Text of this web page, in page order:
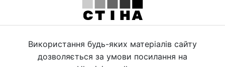
Використання будь-яких матеріалів сайту
дозволяється за умови посилання на